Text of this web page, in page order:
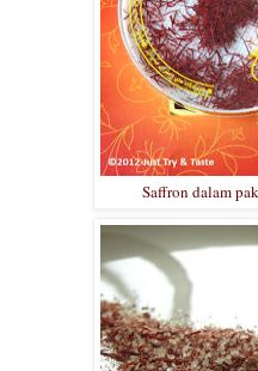
Saffron dalam